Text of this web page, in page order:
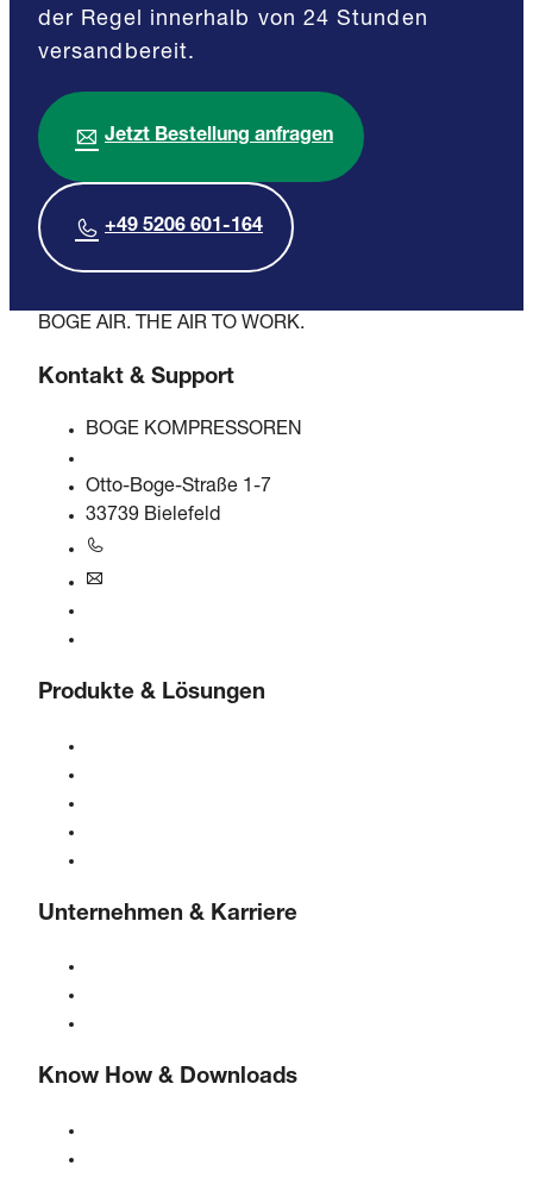
der Regel innerhalb von 24 Stunden
versandbereit.
Jetzt Bestellung anfragen
+49 5206 601-164
BOGE AIR. THE AIR TO WORK.
Kontakt & Support
BOGE KOMPRESSOREN
Otto-Boge-Straße 1-7
33739 Bielefeld
Produkte & Lösungen
Unternehmen & Karriere
Know How & Downloads